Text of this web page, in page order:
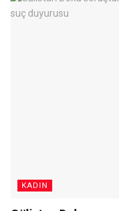
KADIN